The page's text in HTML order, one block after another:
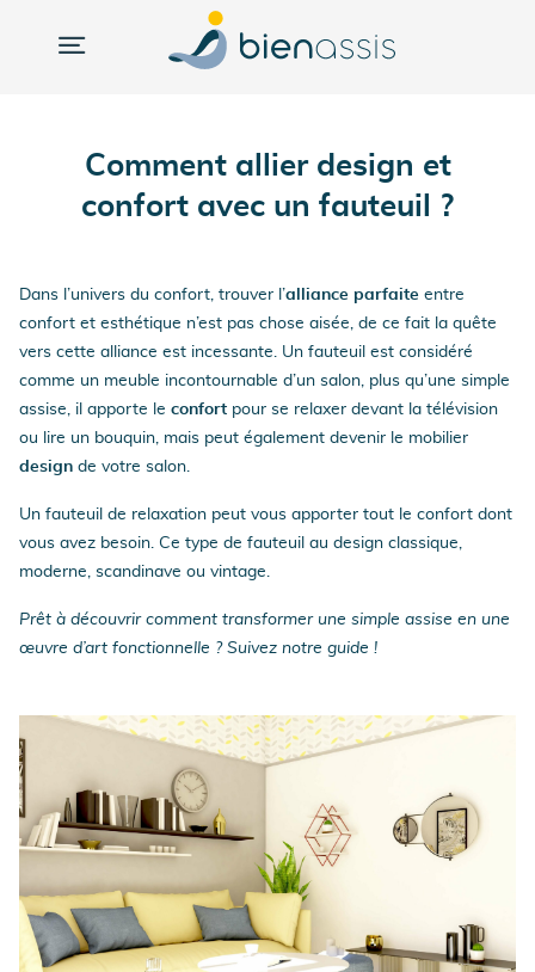
Comment allier design et
confort avec un fauteuil ?
Dans l’univers du confort, trouver l’alliance parfaite entre
confort et esthétique n’est pas chose aisée, de ce fait la quête
vers cette alliance est incessante. Un fauteuil est considéré
comme un meuble incontournable d’un salon, plus qu’une simple
assise, il apporte le confort pour se relaxer devant la télévision
ou lire un bouquin, mais peut également devenir le mobilier
design de votre salon.
Un fauteuil de relaxation peut vous apporter tout le confort dont
vous avez besoin. Ce type de fauteuil au design classique,
moderne, scandinave ou vintage.
Prêt à découvrir comment transformer une simple assise en une
œuvre d’art fonctionnelle ? Suivez notre guide !